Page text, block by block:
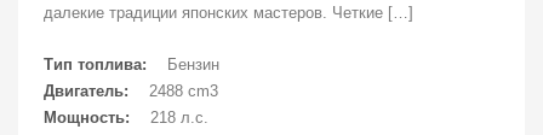
далекие традиции японских мастеров. Четкие […]
Тип топлива:
Бензин
Двигатель:
2488 cm3
Мощность:
218 л.с.